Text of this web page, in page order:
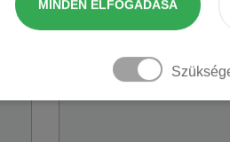
MINDEN ELFOGADÁSA